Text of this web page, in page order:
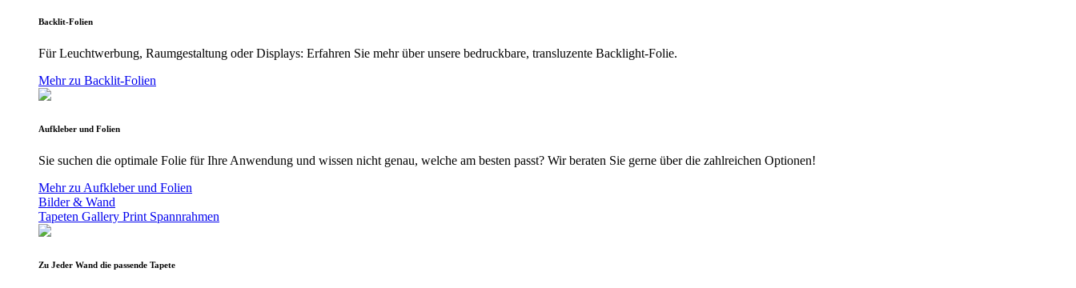
Backlit-Folien
Für Leuchtwerbung, Raumgestaltung oder Displays: Erfahren Sie mehr über unsere bedruckbare, transluzente Backlight-Folie.
Mehr zu Backlit-Folien
Aufkleber und Folien
Sie suchen die optimale Folie für Ihre Anwendung und wissen nicht genau, welche am besten passt? Wir beraten Sie gerne über die zahlreichen Optionen!
Mehr zu Aufkleber und Folien
Bilder & Wand
Tapeten Gallery Print Spannrahmen
Zu Jeder Wand die passende Tapete